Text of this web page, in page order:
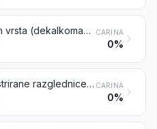
Preslikači svih vrsta (dekalkomanije) CARINA
0%
Tiskane ili ilustrirane razglednice; tiskane karte s osobnim čestitkama, porukama ili objavama, neovisno jesu li ilustrirane ili ne, sa ili bez omotnica ili ukrasa CARINA
0%